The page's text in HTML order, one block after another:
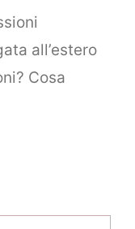
all’estero
Cosa